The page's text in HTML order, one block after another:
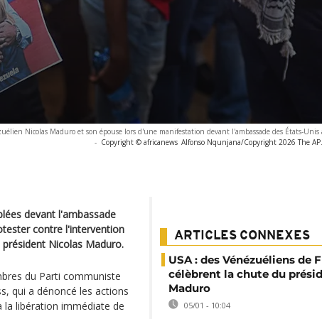
Nicolas Maduro et son épouse lors d'une manifestation devant l'ambassade des États-Unis
- Copyright © africanews Alfonso Nqunjana/Copyright 2026 The
devant l'ambassade
contre l'intervention
Nicolas Maduro.
du Parti communiste
qui a dénoncé les actions
la libération immédiate de
ARTICLES CONNEXES
USA : des Vénézuéliens de
célèbrent la chute du
Maduro
05/01 - 10:04